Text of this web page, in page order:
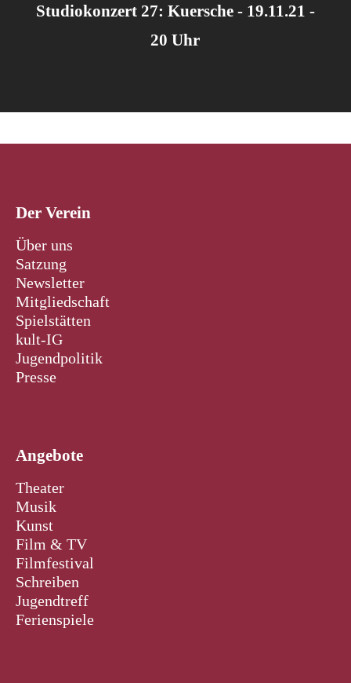
Studiokonzert 27: Kuersche - 19.11.21 -
20 Uhr
Der Verein
Über uns
Satzung
Newsletter
Mitgliedschaft
Spielstätten
kult-IG
Jugendpolitik
Presse
Angebote
Theater
Musik
Kunst
Film & TV
Filmfestival
Schreiben
Jugendtreff
Ferienspiele